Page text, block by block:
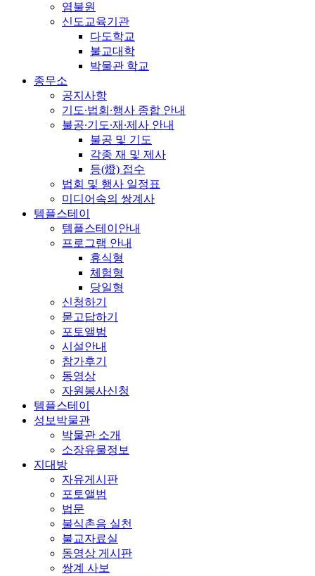
염불원
신도교육기관
다도학교
불교대학
박물관 학교
종무소
공지사항
기도∙법회∙행사 종합 안내
불공∙기도∙재∙제사 안내
불공 및 기도
각종 재 및 제사
등(燈) 접수
법회 및 행사 일정표
미디어속의 쌍계사
템플스테이
템플스테이안내
프로그램 안내
휴식형
체험형
당일형
신청하기
묻고답하기
포토앨범
시설안내
참가후기
동영상
자원봉사신청
템플스테이
성보박물관
박물관 소개
소장유물정보
지대방
자유게시판
포토앨범
법문
불식촌음 실천
불교자료실
동영상 게시판
쌍계 사보